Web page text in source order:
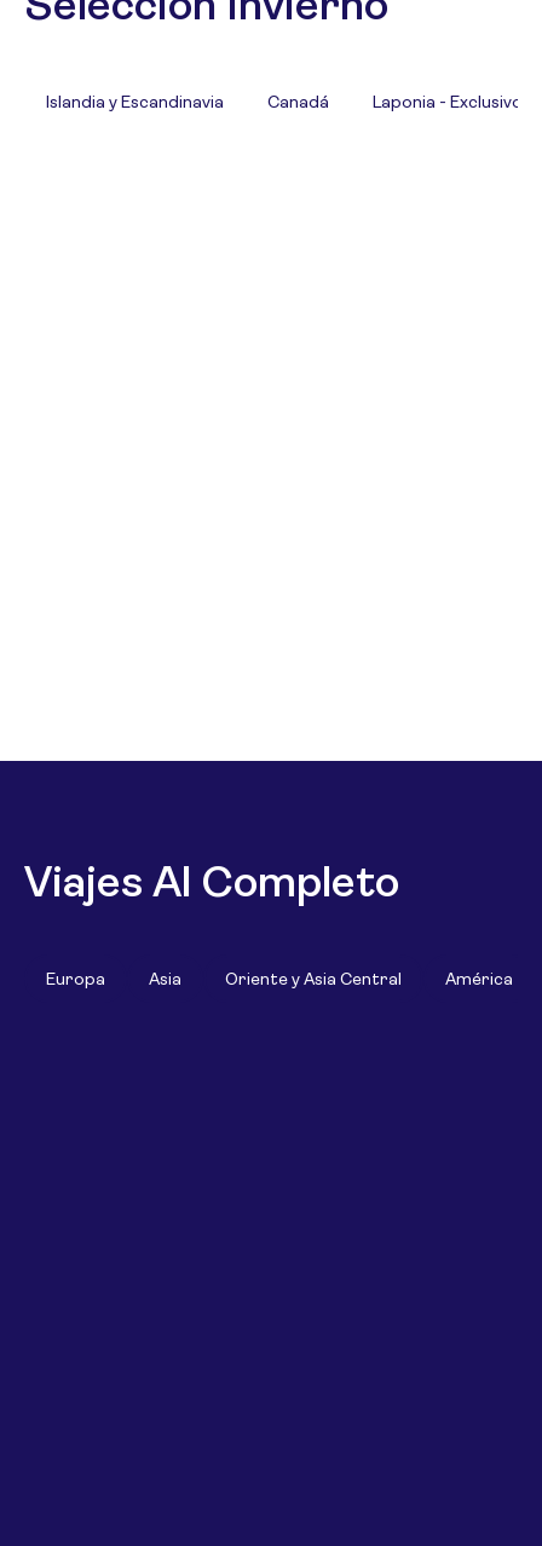
Islandia y Escandinavia Canadá Laponia - Exclusivo
Viajes Al Completo
Europa Asia Oriente y Asia Central América